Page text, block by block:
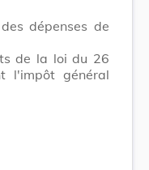
dépenses de
de la loi du 26
l'impôt général